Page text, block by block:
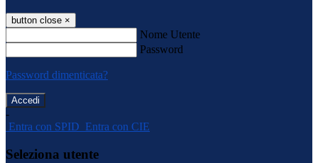
button close ×
Nome Utente
Password
Password dimenticata?
-
Entra con SPID Entra con CIE
Seleziona utente